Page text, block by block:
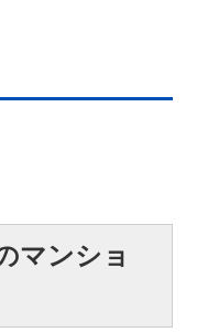
マンショ